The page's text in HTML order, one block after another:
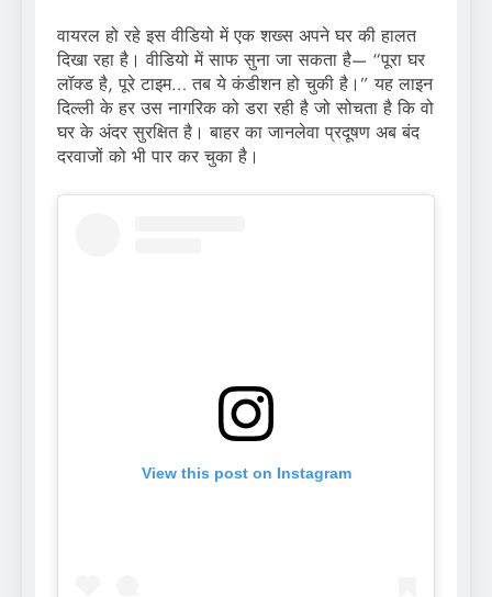
वायरल हो रहे इस वीडियो में एक शख्स अपने घर की हालत
दिखा रहा है। वीडियो में साफ सुना जा सकता है— “पूरा घर
लॉक्ड है, पूरे टाइम… तब ये कंडीशन हो चुकी है।” यह लाइन
दिल्ली के हर उस नागरिक को डरा रही है जो सोचता है कि वो
घर के अंदर सुरक्षित है। बाहर का जानलेवा प्रदूषण अब बंद
दरवाजों को भी पार कर चुका है।
View this post on Instagram